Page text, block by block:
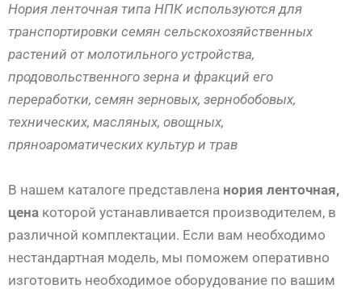
Нория ленточная типа НПК используются для
транспортировки семян сельскохозяйственных
растений от молотильного устройства,
продовольственного зерна и фракций его
переработки, семян зерновых, зернобобовых,
технических, масляных, овощных,
пряноароматических культур и трав
В нашем каталоге представлена нория ленточная,
цена которой устанавливается производителем, в
различной комплектации. Если вам необходимо
нестандартная модель, мы поможем оперативно
изготовить необходимое оборудование по вашим